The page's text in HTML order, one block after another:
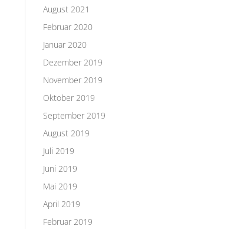
August 2021
Februar 2020
Januar 2020
Dezember 2019
November 2019
Oktober 2019
September 2019
August 2019
Juli 2019
Juni 2019
Mai 2019
April 2019
Februar 2019